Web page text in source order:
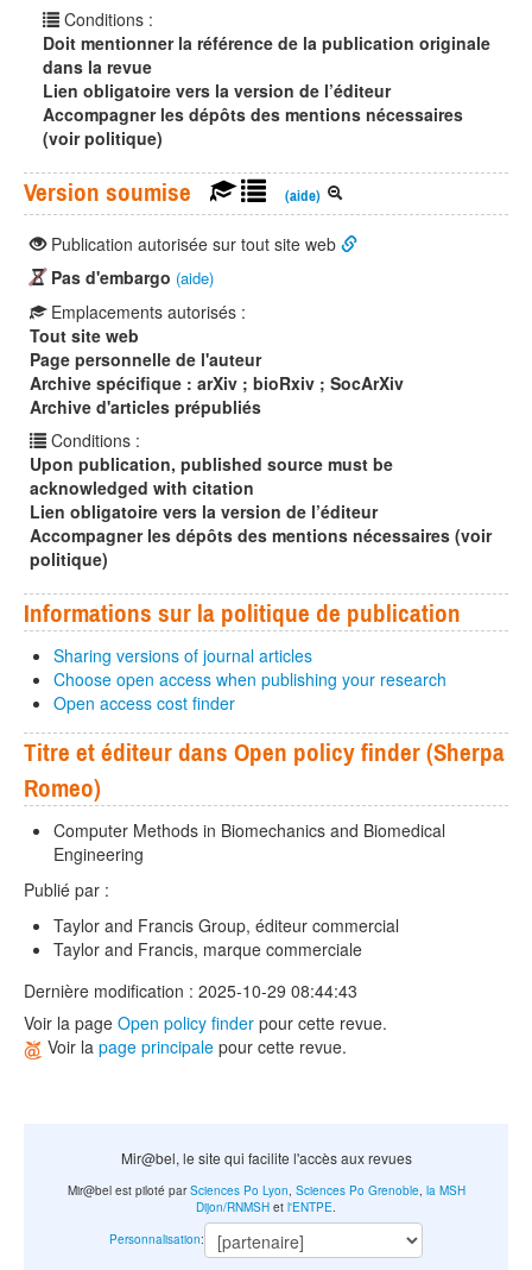
Conditions :
Doit mentionner la référence de la publication originale
dans la revue
Lien obligatoire vers la version de l’éditeur
Accompagner les dépôts des mentions nécessaires
(voir politique)
Version soumise (aide)
Publication autorisée sur tout site web
Pas d'embargo (aide)
Emplacements autorisés :
Tout site web
Page personnelle de l'auteur
Archive spécifique : arXiv ; bioRxiv ; SocArXiv
Archive d'articles prépubliés
Conditions :
Upon publication, published source must be
acknowledged with citation
Lien obligatoire vers la version de l’éditeur
Accompagner les dépôts des mentions nécessaires (voir
politique)
Informations sur la politique de publication
Sharing versions of journal articles
Choose open access when publishing your research
Open access cost finder
Titre et éditeur dans Open policy finder (Sherpa
Romeo)
Computer Methods in Biomechanics and Biomedical
Engineering
Publié par :
Taylor and Francis Group, éditeur commercial
Taylor and Francis, marque commerciale
Dernière modification : 2025-10-29 08:44:43
Voir la page Open policy finder pour cette revue.
Voir la page principale pour cette revue.
Mir@bel, le site qui facilite l'accès aux revues
Mir@bel est piloté parSciences Po Lyon, Sciences Po Grenoble, la MSH
Dijon/RNMSH et l'ENTPE.
Personnalisation: